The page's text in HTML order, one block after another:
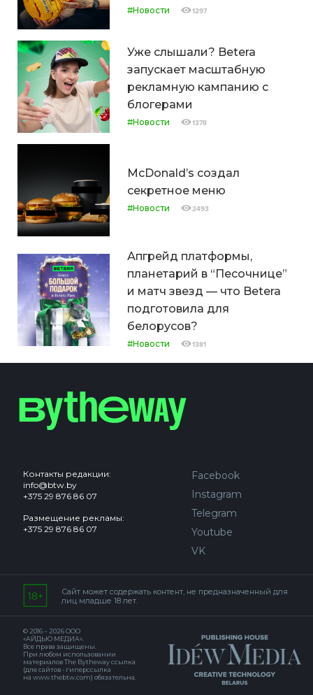
#Новости 1297
Уже слышали? Betera
запускает масштабную
рекламную кампанию с
блогерами
#Новости 1378
McDonald’s создал
секретное меню
#Новости 2493
Апгрейд платформы,
планетарий в “Песочнице”
и матч звезд — что Betera
подготовила для
белорусов?
#Новости 1381
Контакты редакции:
info@btw.by
+375 29 876 86 07
Размещение рекламы:
+375 29 876 86 07
Facebook
Instagram
Telegram
Youtube
VK
Сайт может содержать контент, не предназначенный для
лиц младше 18 лет.
© 2016 – 2026 ООО
«АЙДЬЮ МЕДИА».
Все права защищены.
При любом использовании
материалов The Bytheway ссылка
(для сайтов - гиперссылка
на www.thebtw.com) обязательна.